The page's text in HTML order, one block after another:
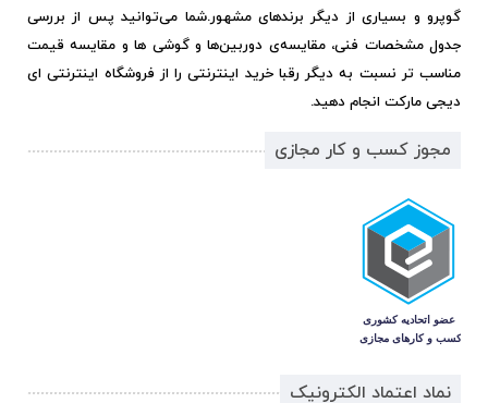
گوپرو و بسیاری از دیگر برندهای مشهور.شما می‌توانید پس از بررسی
جدول مشخصات فنی، مقایسه‌ی دوربین‌ها و گوشی ها و مقایسه قیمت
مناسب تر نسبت به دیگر رقبا خرید اینترنتی را از فروشگاه اینترنتی ای
دیجی مارکت انجام دهید.
مجوز کسب و کار مجازی
نماد اعتماد الکترونیک